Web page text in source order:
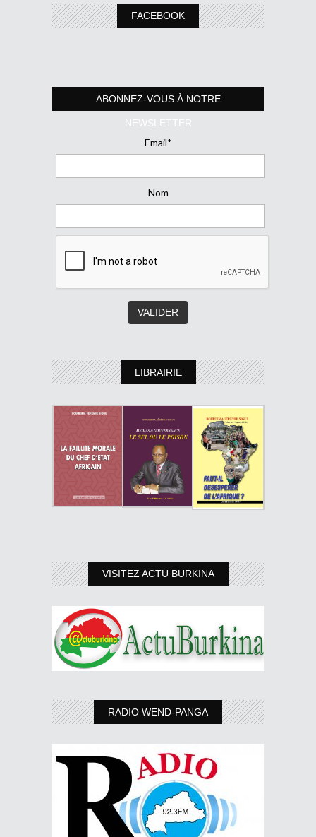
FACEBOOK
ABONNEZ-VOUS À NOTRE
NEWSLETTER
Email*
Nom
LIBRAIRIE
VISITEZ ACTU BURKINA
RADIO WEND-PANGA